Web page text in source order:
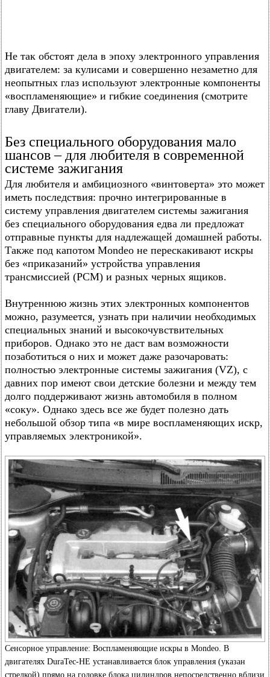
Не так обстоят дела в эпоху электронного управления
двигателем: за кулисами и совершенно незаметно для
неопытных глаз используют электронные компоненты
«воспламеняющие» и гибкие соединения (смотрите
главу Двигатели).
Без специального оборудования мало
шансов – для любителя в современной
системе зажигания
Для любителя и амбициозного «винтоверта» это может
иметь последствия: прочно интегрированные в
систему управления двигателем системы зажигания
без специального оборудования едва ли предложат
отправные пункты для надлежащей домашней работы.
Также под капотом Mondeo не перескакивают искры
без «приказаний» устройства управления
трансмиссией (РСМ) и разных черных ящиков.
Внутреннюю жизнь этих электронных компонентов
можно, разумеется, узнать при наличии необходимых
специальных знаний и высокочувствительных
приборов. Однако это не даст вам возможности
позаботиться о них и может даже разочаровать:
полностью электронные системы зажигания (VZ), с
давних пор имеют свои детские болезни и между тем
долго поддерживают жизнь автомобиля в полном
«соку». Однако здесь все же будет полезно дать
небольшой обзор типа «в мире воспламеняющих искр,
управляемых электроникой».
Сенсорное управление: Воспламеняющие искры в Mondeo. В
двигателях DuraTec-HE устанавливается блок управления (указан
стрелкой) прямо на головке блока цилиндров непосредственно вблизи